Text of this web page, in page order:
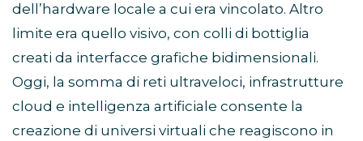
dell’hardware locale a cui era vincolato. Altro
limite era quello visivo, con colli di bottiglia
creati da interfacce grafiche bidimensionali.
Oggi, la somma di reti ultraveloci, infrastrutture
cloud e intelligenza artificiale consente la
creazione di universi virtuali che reagiscono in